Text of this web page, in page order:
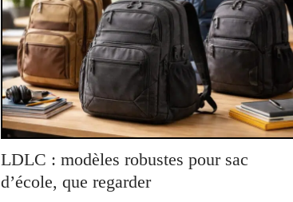
LDLC : modèles robustes pour sac
d’école, que regarder